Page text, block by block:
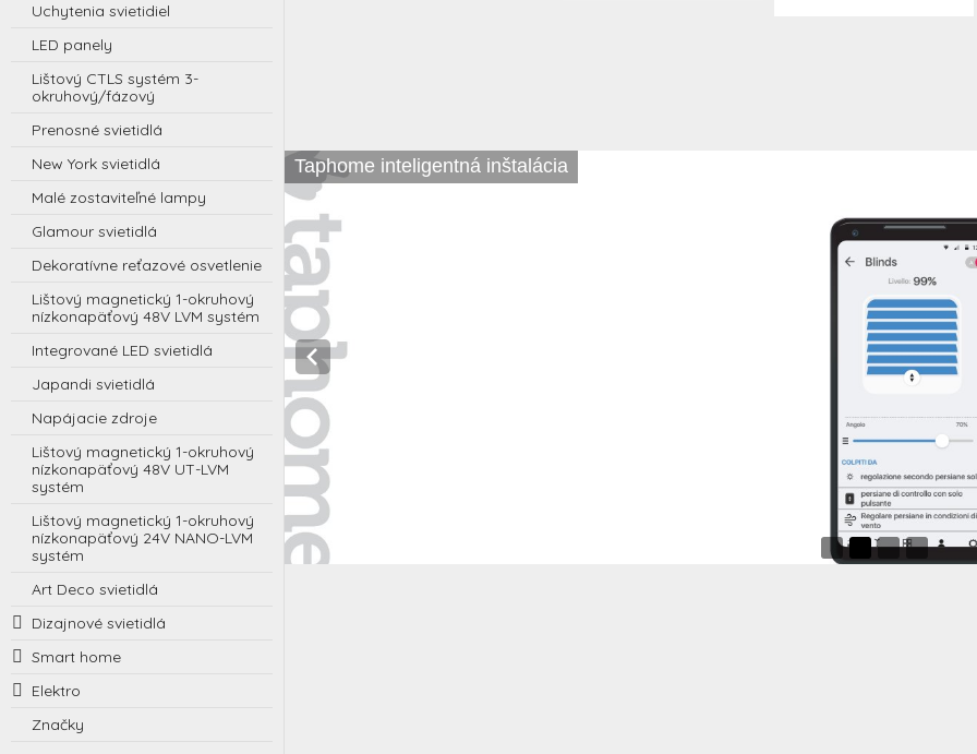
Uchytenia svietidiel
LED panely
Lištový CTLS systém 3-
okruhový/fázový
Prenosné svietidlá
New York svietidlá
Malé zostaviteľné lampy
Glamour svietidlá
Dekoratívne reťazové osvetlenie
Lištový magnetický 1-okruhový
nízkonapäťový 48V LVM systém
Integrované LED svietidlá
Japandi svietidlá
Napájacie zdroje
Lištový magnetický 1-okruhový
nízkonapäťový 48V UT-LVM
systém
Lištový magnetický 1-okruhový
nízkonapäťový 24V NANO-LVM
systém
Art Deco svietidlá
Dizajnové svietidlá
Smart home
Elektro
Značky
Taphome inteligentná inštalácia